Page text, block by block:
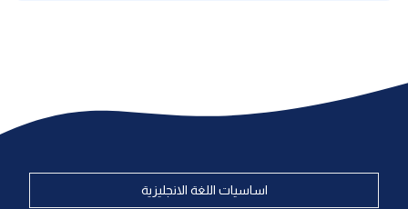
اساسيات اللغة الانجليزية